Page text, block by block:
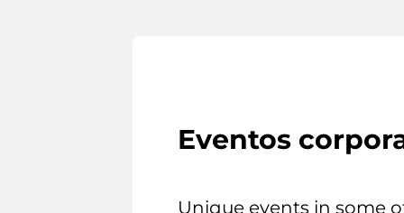
Eventos
Unique events in some